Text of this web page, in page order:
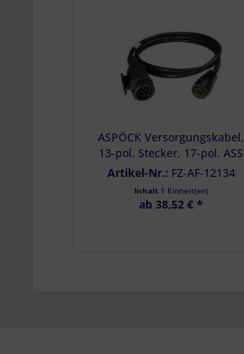
ASPÖCK Versorgungskabel,
13-pol. Stecker, 17-pol. ASS
LP 20, 2000 mm - 52-2717-
007
Artikel-Nr.: FZ-AF-12134
Inhalt 1 Einheit(en)
ab 38,52 € *